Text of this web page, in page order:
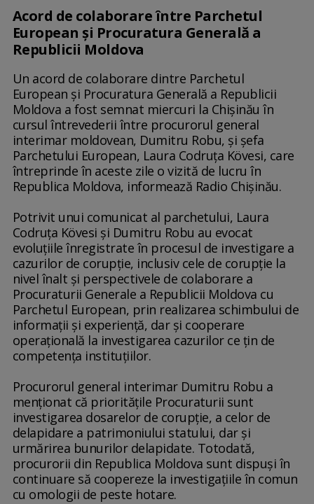
Acord de colaborare între Parchetul
European şi Procuratura Generală a
Republicii Moldova
Un acord de colaborare dintre Parchetul
European şi Procuratura Generală a Republicii
Moldova a fost semnat miercuri la Chişinău în
cursul întrevederii între procurorul general
interimar moldovean, Dumitru Robu, şi şefa
Parchetului European, Laura Codruţa Kövesi, care
întreprinde în aceste zile o vizită de lucru în
Republica Moldova, informează Radio Chişinău.
Potrivit unui comunicat al parchetului, Laura
Codruţa Kövesi şi Dumitru Robu au evocat
evoluţiile înregistrate în procesul de investigare a
cazurilor de corupţie, inclusiv cele de corupţie la
nivel înalt şi perspectivele de colaborare a
Procuraturii Generale a Republicii Moldova cu
Parchetul European, prin realizarea schimbului de
informaţii şi experienţă, dar şi cooperare
operaţională la investigarea cazurilor ce ţin de
competenţa instituţiilor.
Procurorul general interimar Dumitru Robu a
menţionat că priorităţile Procuraturii sunt
investigarea dosarelor de corupţie, a celor de
delapidare a patrimoniului statului, dar şi
urmărirea bunurilor delapidate. Totodată,
procurorii din Republica Moldova sunt dispuşi în
continuare să coopereze la investigaţiile în comun
cu omologii de peste hotare.